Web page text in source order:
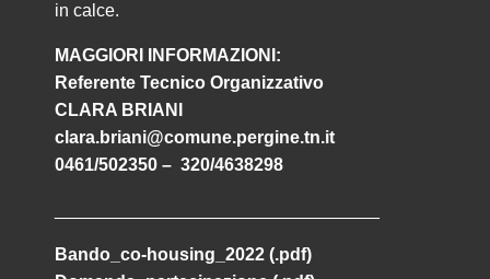
in calce.
MAGGIORI INFORMAZIONI:
Referente Tecnico Organizzativo
CLARA BRIANI
clara.briani@comune.pergine.tn.it
0461/502350 – 320/4638298
Bando_co-housing_2022 (.pdf)